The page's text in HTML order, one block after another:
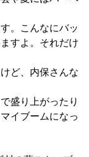
。こんなにバッ
すよ。それだけ
ど、内保さんな
盛り上がったり
イブームになっ